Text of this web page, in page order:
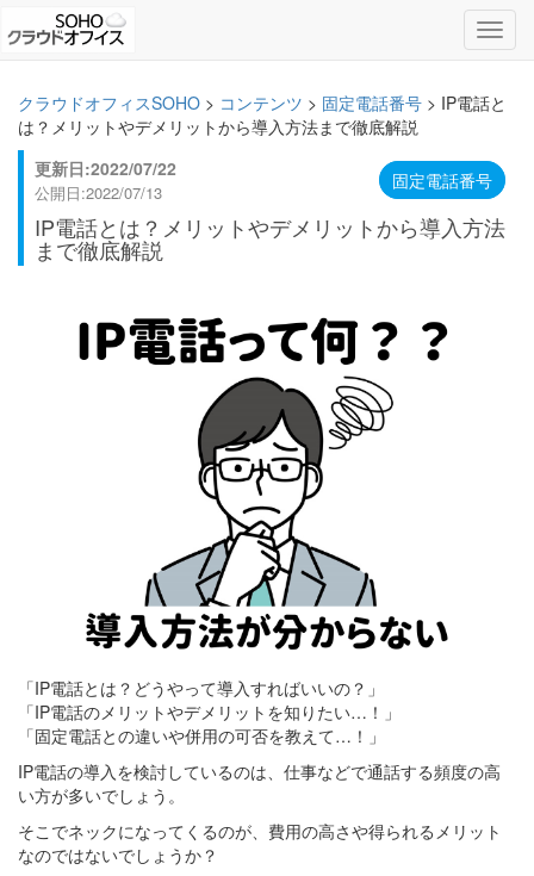
クラウドオフィスSOHO > コンテンツ > 固定電話番号 > IP電話と
は？メリットやデメリットから導入方法まで徹底解説
更新日:2022/07/22
公開日:2022/07/13
固定電話番号
IP電話とは？メリットやデメリットから導入方法
まで徹底解説
「IP電話とは？どうやって導入すればいいの？」
「IP電話のメリットやデメリットを知りたい…！」
「固定電話との違いや併用の可否を教えて…！」
IP電話の導入を検討しているのは、仕事などで通話する頻度の高
い方が多いでしょう。
そこでネックになってくるのが、費用の高さや得られるメリット
なのではないでしょうか？